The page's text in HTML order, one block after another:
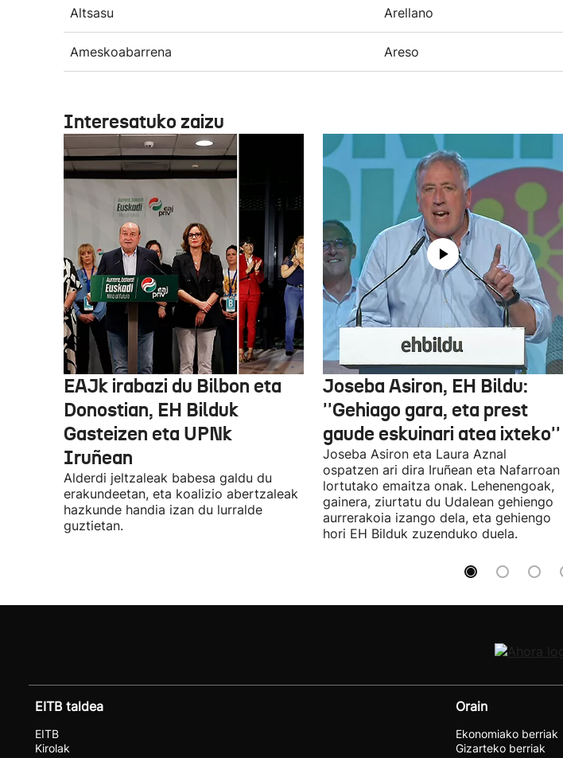
Altsasu Arellano
Ameskoabarrena Areso
Interesatuko zaizu
EAJk irabazi du Bilbon eta
Donostian, EH Bilduk
Gasteizen eta UPNk
Iruñean
Alderdi jeltzaleak babesa galdu du
erakundeetan, eta koalizio abertzaleak
hazkunde handia izan du lurralde
guztietan.
Joseba Asiron, EH Bildu:
''Gehiago gara, eta prest
gaude eskuinari atea ixteko''
Joseba Asiron eta Laura Aznal
ospatzen ari dira Iruñean eta Nafarroan
lortutako emaitza onak. Lehenengoak,
gainera, ziurtatu du Udalean gehiengo
aurrerakoia izango dela, eta gehiengo
hori EH Bilduk zuzenduko duela.
EITB taldea
EITB
Kirolak
Orain
Ekonomiako berriak
Gizarteko berriak